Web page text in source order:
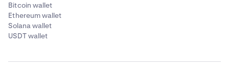
Bitcoin wallet
Ethereum wallet
Solana wallet
USDT wallet